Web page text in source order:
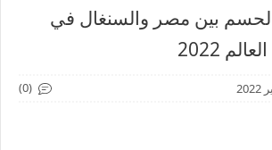
الحسم بين مصر والسنغال في
2022
(0)